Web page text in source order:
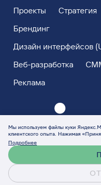
Проекты
Стратегия
Брендинг
Дизайн интерфейсов
Веб-разработка
Реклама
Мы используем файлы куки
клиентского опыта. Нажимая
Подробнее